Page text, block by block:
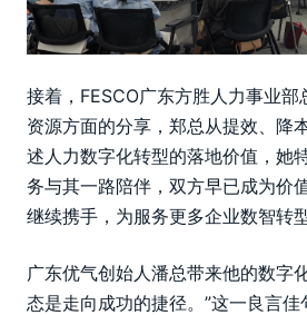
接着，FESCO广东方胜人力事业部
资源方面的分享，郑总从提效、降
述人力数字化转型的落地价值，她
务与其一路陪伴，双方早已成为价
继续携手，为服务更多企业数智转
广东优气创始人潘总带来他的数字
态是走向成功的捷径。”这一良言